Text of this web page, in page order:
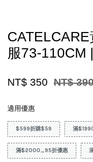
服73-110CM
NT$ 350 NT$
適用優惠
$599折購$59 滿
滿$2000_95折優惠